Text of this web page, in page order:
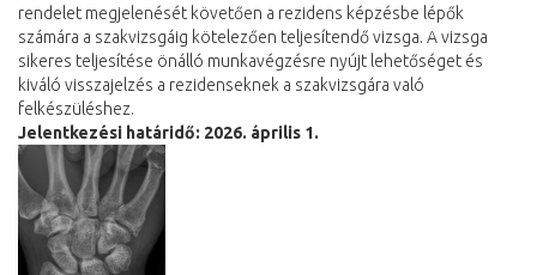
rendelet megjelenését követően a rezidens képzésbe lépők
számára a szakvizsgáig kötelezően teljesítendő vizsga. A vizsga
sikeres teljesítése önálló munkavégzésre nyújt lehetőséget és
kiváló visszajelzés a rezidenseknek a szakvizsgára való
felkészüléshez.
Jelentkezési határidő: 2026. április 1.